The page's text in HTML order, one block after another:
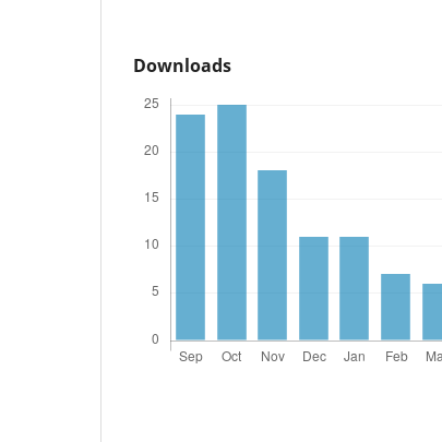
Downloads